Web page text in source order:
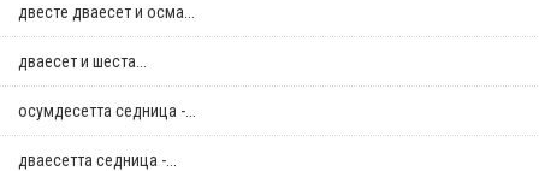
двестe дваесет и осма...
дваесет и шеста...
осумдесетта седница -...
дваесетта седница -...